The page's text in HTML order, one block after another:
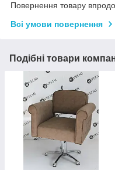
Повернення товару
Всі умови повернення
Подібні товари